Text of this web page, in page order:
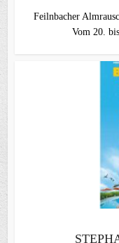
Feilnbacher
Vom 20.